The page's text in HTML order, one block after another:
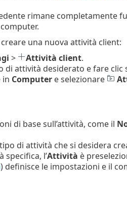
rimane completamente
una nuova attività client:
> Attività client.
di attività desiderato e fare clic
in Computere selezionare
di base sull’attività, come il
di attività che si desidera
l’Attività è
) definisce le impostazioni e il